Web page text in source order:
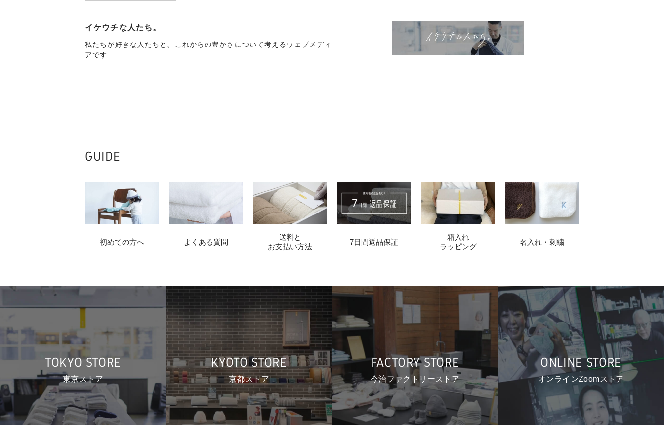
イケウチな人たち。
私たちが好きな人たちと、これからの豊かさについて考えるウェブメディ
アです
GUIDE
初めての方へ よくある質問
送料と
お支払い方法
7日間返品保証
箱入れ
ラッピング
名入れ・刺繍
TOKYO STORE
東京ストア
KYOTO STORE
京都ストア
FACTORY STORE
今治ファクトリーストア
ONLINE STORE
オンラインZoomストア